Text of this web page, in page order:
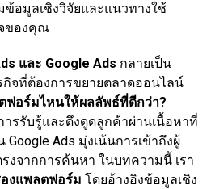
ข้อมูลเชิงวิจัยและแนวทางใช้
ของคุณ
และ Google Ads กลายเป็น
จที่ต้องการขยายตลาดออนไลน์
ฟอร์มไหนให้ผลลัพธ์ที่ดีกว่า?
ารรับรู้และดึงดูดลูกค้าผ่านเนื้อหาที่
Ads มุ่งเน้นการเข้าถึงผู้
งจากการค้นหา ในบทความนี้ เรา
องแพลตฟอร์ม โดยอ้างอิงข้อมูลเชิง